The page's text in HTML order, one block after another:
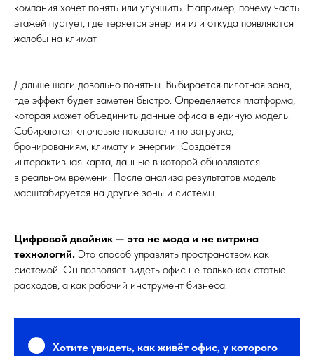
компания хочет понять или улучшить. Например, почему часть
этажей пустует, где теряется энергия или откуда появляются
жалобы на климат.
Дальше шаги довольно понятны. Выбирается пилотная зона,
где эффект будет заметен быстро. Определяется платформа,
которая может объединить данные офиса в единую модель.
Собираются ключевые показатели по загрузке,
бронированиям, климату и энергии. Создаётся
интерактивная карта, данные в которой обновляются
в реальном времени. После анализа результатов модель
масштабируется на другие зоны и системы.
Цифровой двойник — это не мода и не витрина
технологий. Это способ управлять пространством как
системой. Он позволяет видеть офис не только как статью
расходов, а как рабочий инструмент бизнеса.
Хотите увидеть, как живёт офис, у которого